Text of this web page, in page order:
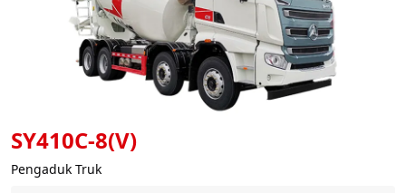
SY410C-8(V)
Pengaduk Truk